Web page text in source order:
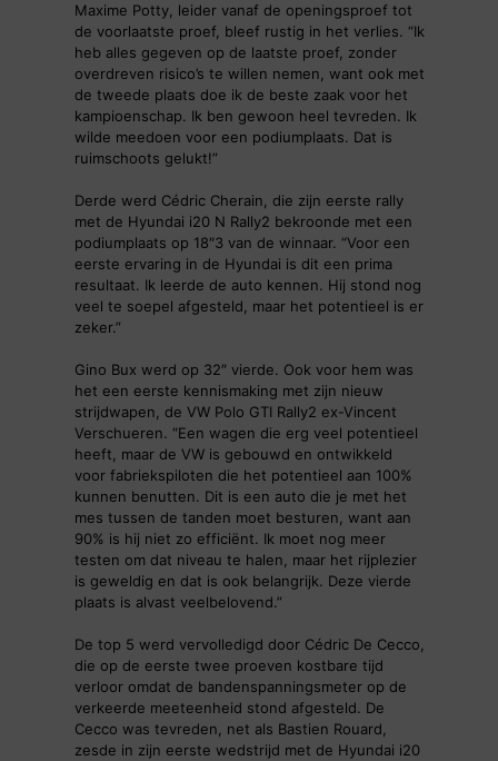
Maxime Potty, leider vanaf de openingsproef tot
de voorlaatste proef, bleef rustig in het verlies. “Ik
heb alles gegeven op de laatste proef, zonder
overdreven risico’s te willen nemen, want ook met
de tweede plaats doe ik de beste zaak voor het
kampioenschap. Ik ben gewoon heel tevreden. Ik
wilde meedoen voor een podiumplaats. Dat is
ruimschoots gelukt!”
Derde werd Cédric Cherain, die zijn eerste rally
met de Hyundai i20 N Rally2 bekroonde met een
podiumplaats op 18″3 van de winnaar. “Voor een
eerste ervaring in de Hyundai is dit een prima
resultaat. Ik leerde de auto kennen. Hij stond nog
veel te soepel afgesteld, maar het potentieel is er
zeker.”
Gino Bux werd op 32″ vierde. Ook voor hem was
het een eerste kennismaking met zijn nieuw
strijdwapen, de VW Polo GTI Rally2 ex-Vincent
Verschueren. “Een wagen die erg veel potentieel
heeft, maar de VW is gebouwd en ontwikkeld
voor fabriekspiloten die het potentieel aan 100%
kunnen benutten. Dit is een auto die je met het
mes tussen de tanden moet besturen, want aan
90% is hij niet zo efficiënt. Ik moet nog meer
testen om dat niveau te halen, maar het rijplezier
is geweldig en dat is ook belangrijk. Deze vierde
plaats is alvast veelbelovend.”
De top 5 werd vervolledigd door Cédric De Cecco,
die op de eerste twee proeven kostbare tijd
verloor omdat de bandenspanningsmeter op de
verkeerde meeteenheid stond afgesteld. De
Cecco was tevreden, net als Bastien Rouard,
zesde in zijn eerste wedstrijd met de Hyundai i20